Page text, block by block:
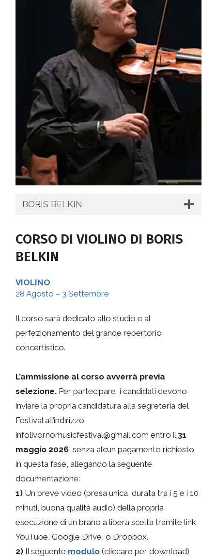
BORIS BELKIN
CORSO DI VIOLINO DI BORIS
BELKIN
VIOLINO
28 Agosto – 3 Settembre
Il corso sarà dedicato allo studio e al
perfezionamento del grande repertorio
concertistico.
L’ammissione al corso avverrà previa
selezione. Per partecipare, i candidati devono
inviare la propria candidatura alla segreteria del
Festival all’indirizzo
infolivornomusicfestival@gmail.com entro il 31
maggio 2026 , senza alcun pagamento richiesto
in questa fase, allegando la seguente
documentazione:
1) Un breve video (presa unica, durata tra i 5 e i 10
minuti, buona qualità audio) della propria
esecuzione di un brano a libera scelta tramite link
YouTube, Google Drive, o Dropbox.
2) Il seguente modulo (cliccare per download)